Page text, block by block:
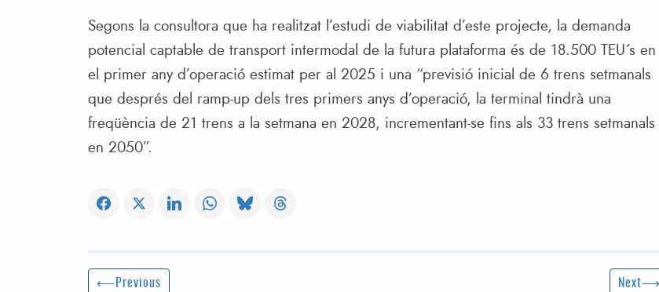
Segons la consultora que ha realitzat l’estudi de viabilitat d’este projecte, la demanda
potencial captable de transport intermodal de la futura plataforma és de 18.500 TEU´s en
el primer any d’operació estimat per al 2025 i una “previsió inicial de 6 trens setmanals
que després del ramp-up dels tres primers anys d’operació, la terminal tindrà una
freqüència de 21 trens a la setmana en 2028, incrementant-se fins als 33 trens setmanals
en 2050”.
Post navigation
Previous Post
Previous Next Post
Next